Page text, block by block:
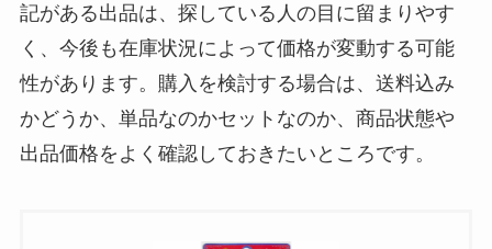
記がある出品は、探している人の目に留まりやす
く、今後も在庫状況によって価格が変動する可能
性があります。購入を検討する場合は、送料込み
かどうか、単品なのかセットなのか、商品状態や
出品価格をよく確認しておきたいところです。